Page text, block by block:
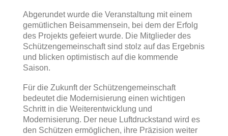
Abgerundet wurde die Veranstaltung mit einem
gemütlichen Beisammensein, bei dem der Erfolg
des Projekts gefeiert wurde. Die Mitglieder des
Schützengemeinschaft sind stolz auf das Ergebnis
und blicken optimistisch auf die kommende
Saison.
Für die Zukunft der Schützengemeinschaft
bedeutet die Modernisierung einen wichtigen
Schritt in die Weiterentwicklung und
Modernisierung. Der neue Luftdruckstand wird es
den Schützen ermöglichen, ihre Präzision weiter